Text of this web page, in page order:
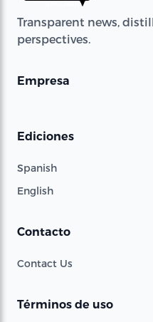
Transparent news,
perspectives.
Empresa
Ediciones
Spanish
English
Contacto
Contact Us
Términos de uso